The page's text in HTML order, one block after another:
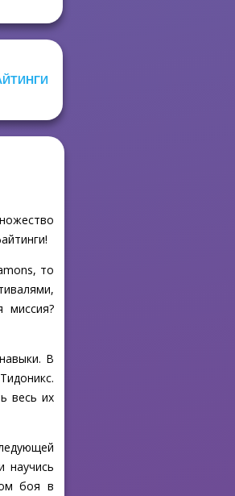
то
миссия?
В
весь их
научись
боя в